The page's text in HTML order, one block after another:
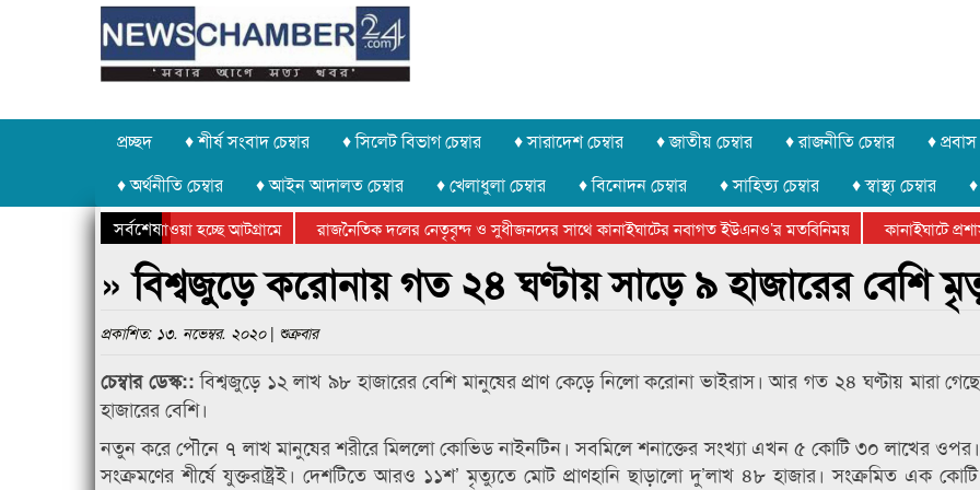
প্রচ্ছদ ♦ শীর্ষ সংবাদ চেম্বার ♦ সিলেট বিভাগ চেম্বার ♦ সারাদেশ চেম্বার ♦ জাতীয় চেম্বার ♦ রাজনীতি চেম্বার ♦ প্রবাস
♦ অর্থনীতি চেম্বার
♦ আইন আদালত চেম্বার ♦ খেলাধুলা চেম্বার ♦ বিনোদন চেম্বার ♦ সাহিত্য চেম্বার ♦ স্বাস্থ্য চেম্বার
সর্বশেষ
চুরি করে নিয়ে যাওয়া হচ্ছে আটগ্রামে রাজনৈতিক দলের নেতৃবৃন্দ ও সুধীজনদের সাথে কানাইঘাটের নবাগত ইউএনও’র মতবিনিময় কানাইঘাটে
ক্রীড়া প্রতিযোগিতার পুরস্কার বিতরণ সম্পন্ন
সিলেটে বাংলাদেশ গ্রুপ থিয়েটার ফেডারেশানের বিভাগীয় অভিনয় কর্মশালা সম্পন্ন
» বিশ্বজুড়ে করোনায় গত ২৪ ঘণ্টায় সাড়ে ৯ হাজারের বেশি
প্রকাশিত: ১৩. নভেম্বর. ২০২০ | শুক্রবার
চেম্বার ডেস্ক::বিশ্বজুড়ে ১২ লাখ ৯৮ হাজারের বেশি মানুষের প্রাণ কেড়ে নিলো করোনা ভাইরাস। আর গত ২৪ ঘণ্টায় মারা
হাজারের বেশি।
নতুন করে পৌনে ৭ লাখ মানুষের শরীরে মিললো কোভিড নাইনটিন। সবমিলে শনাক্তের সংখ্যা এখন ৫ কোটি ৩০ লাখের
সংক্রমণের শীর্ষে যুক্তরাষ্ট্রই। দেশটিতে আরও ১১শ’ মৃত্যুতে মোট প্রাণহানি ছাড়ালো দু’লাখ ৪৮ হাজার। সংক্রমিত এক